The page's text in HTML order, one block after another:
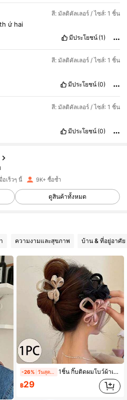
สี: มัลติคัลเลอร์ / ไซส์: 1 ชิ้น
th ứ hai
มีประโยชน์ (1)
สี: มัลติคัลเลอร์ / ไซส์: 1 ชิ้น
มีประโยชน์ (0)
สี: มัลติคัลเลอร์ / ไซส์: 1 ชิ้น
มีประโยชน์ (0)
อเร็วๆ นี้ 9K+ ซื้อซ้ำ
ดูสินค้าทั้งหมด
ความงามและสุขภาพ บ้าน & ที่อยู่อาศัย
-26% 1ชิ้น กิ๊บติดผมโบว์ผ้าเรียบง่าย, กิ๊บติดผมสำหรับทรงผมครึ่งหัว อุปกรณ์เสริมผมที่จำเป็นสำหรับวันหยุด กิ๊บติดผมสำหรับชายหาดฤดูร้อน, เดินทาง, วันเกิด
฿29